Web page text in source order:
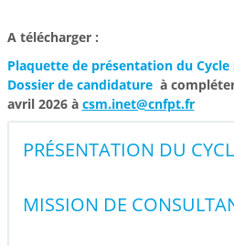
A télécharger :
Plaquette de présentation du
Dossier de candidatureà compléter
avril 2026 à csm.inet@cnfpt.fr
PRÉSENTATION DU
MISSION DE